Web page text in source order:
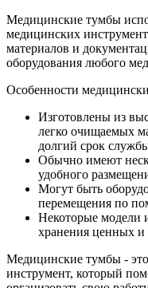
Медицинские тумбы
медицинских
материалов и
оборудования любого
Особенности
Изготовлены из
легко очищаемых
долгий срок
Обычно имеют
удобного
Могут быть
перемещения по
Некоторые модели
хранения ценных и
Медицинские тумбы -
инструмент, который